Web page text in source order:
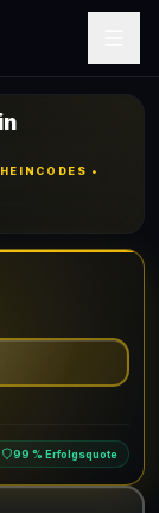
•
99 % Erfolgsquote